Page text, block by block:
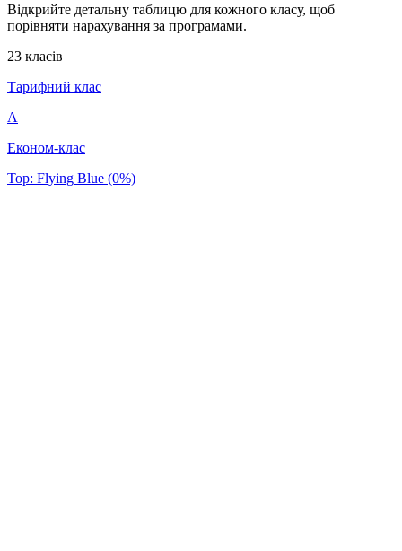
Відкрийте детальну таблицю для кожного класу, щоб
порівняти нарахування за програмами.
23 класів
Тарифний клас
A
Економ-клас
Top: Flying Blue (0%)